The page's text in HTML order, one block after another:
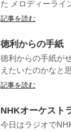
た メロディーライ
記事を読む
徳利からの手紙
徳利からの手紙が
えたいたのかなと
記事を読む
NHKオーケスト
今日はラジオで